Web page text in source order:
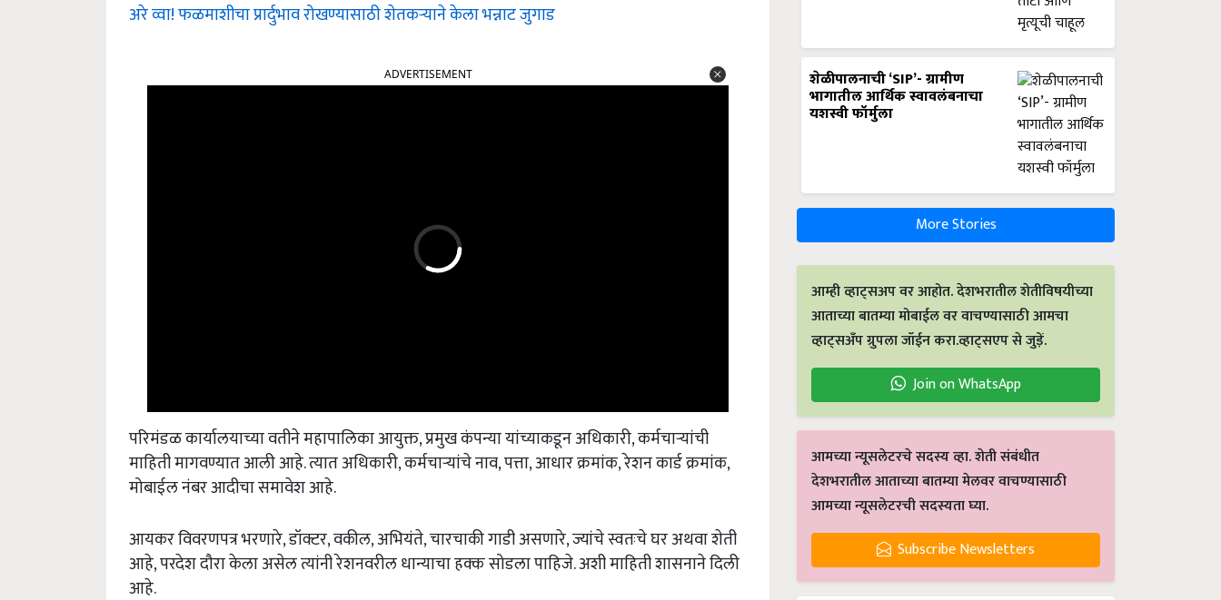
अरे व्वा! फळमाशीचा प्रार्दुभाव रोखण्यासाठी शेतकऱ्याने केला भन्नाट जुगाड
परिमंडळ कार्यालयाच्या वतीने महापालिका आयुक्त, प्रमुख कंपन्या यांच्याकडून अधिकारी, कर्मचार्‍यांची
माहिती मागवण्यात आली आहे. त्यात अधिकारी, कर्मचार्‍यांचे नाव, पत्ता, आधार क्रमांक, रेशन कार्ड क्रमांक,
मोबाईल नंबर आदीचा समावेश आहे.
आयकर विवरणपत्र भरणारे, डॉक्टर, वकील, अभियंते, चारचाकी गाडी असणारे, ज्यांचे स्वतःचे घर अथवा शेती
आहे, परदेश दौरा केला असेल त्यांनी रेशनवरील धान्याचा हक्क सोडला पाहिजे. अशी माहिती शासनाने दिली
आहे.
शेळीपालनाची ‘SIP’- ग्रामीण
भागातील आर्थिक स्वावलंबनाचा
यशस्वी फॉर्मुला
More Stories
आम्ही व्हाट्सअप वर आहोत. देशभरातील शेतीविषयीच्या
आताच्या बातम्या मोबाईल वर वाचण्यासाठी आमचा
व्हाट्सअँप ग्रुपला जॉईन करा.व्हाट्सएप से जुड़ें.
Join on WhatsApp
आमच्या न्यूसलेटरचे सदस्य व्हा. शेती संबंधीत
देशभरातील आताच्या बातम्या मेलवर वाचण्यासाठी
आमच्या न्यूसलेटरची सदस्यता घ्या.
Subscribe Newsletters